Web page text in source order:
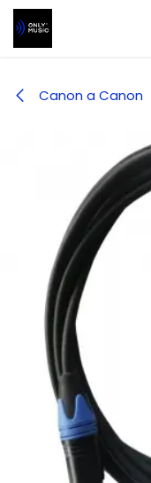
Ir al contenido
Canon a Canon